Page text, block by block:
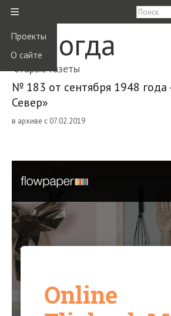
≡
Проекты
О сайте
Вологда
старые газеты
№ 183 от сентября 1948
Север»
в архиве с 07.02.2019